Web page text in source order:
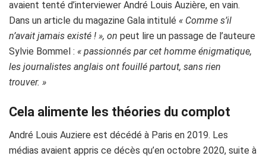
avaient tenté d’interviewer André Louis Auzière, en vain.
Dans un article du magazine Gala intitulé « Comme s’il
n’avait jamais existé ! », on peut lire un passage de l’auteure
Sylvie Bommel : « passionnés par cet homme énigmatique,
les journalistes anglais ont fouillé partout, sans rien
trouver. »
Cela alimente les théories du complot
André Louis Auziere est décédé à Paris en 2019. Les
médias avaient appris ce décès qu’en octobre 2020, suite à